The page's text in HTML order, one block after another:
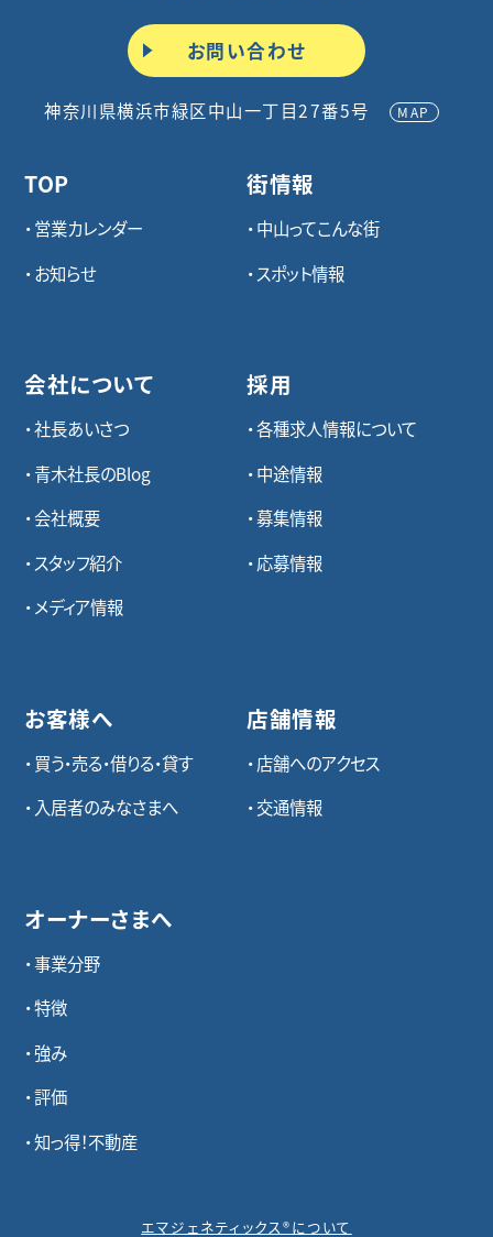
お問い合わせ
神奈川県横浜市緑区中山一丁目27番5号 MAP
TOP
営業カレンダー
お知らせ
会社について
社長あいさつ
青木社長のBlog
会社概要
スタッフ紹介
メディア情報
お客様へ
買う・売る・借りる・貸す
入居者のみなさまへ
オーナーさまへ
事業分野
特徴
強み
評価
知っ得！不動産
街情報
中山ってこんな街
スポット情報
採用
各種求⼈情報について
中途情報
募集情報
応募情報
店舗情報
店舗へのアクセス
交通情報
エマジェネティックス®について